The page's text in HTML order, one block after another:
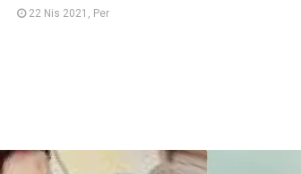
22 Nis 2021, Per